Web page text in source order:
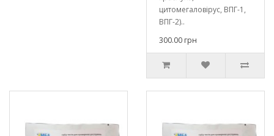
цитомегаловірус, ВПГ-1,
ВПГ-2)..
300.00 грн